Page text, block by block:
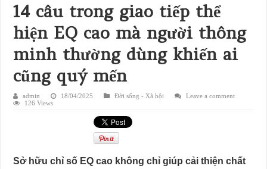
14 câu trong giao tiếp thể
hiện EQ cao mà người thông
minh thường dùng khiến ai
cũng quý mến
admin 18/04/2025 Đời sống - Xã hội
Leave a comment
126 Views
Sở hữu chỉ số EQ cao không chỉ giúp cải thiện chất